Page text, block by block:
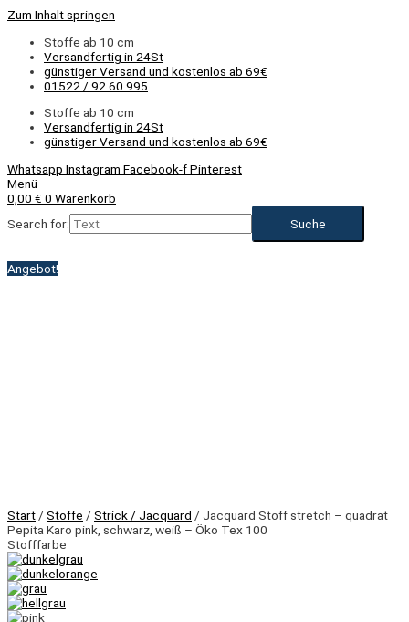
Zum Inhalt springen
Stoffe ab 10 cm
Versandfertig in 24St
günstiger Versand und kostenlos ab 69€
01522 / 92 60 995
Stoffe ab 10 cm
Versandfertig in 24St
günstiger Versand und kostenlos ab 69€
Whatsapp Instagram Facebook-fPinterest
Menü
0,00 € 0 Warenkorb
Search for:
Angebot!
Start / Stoffe / Strick / Jacquard / Jacquard Stoff stretch – quadrat
Pepita Karo pink, schwarz, weiß – Öko Tex 100
Stofffarbe